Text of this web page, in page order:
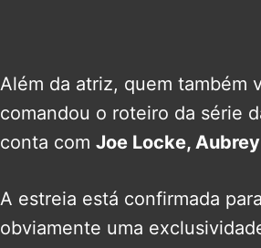
Além da atriz, quem também
comandou o roteiro da série
conta com Joe Locke,
A estreia está confirmada
obviamente uma